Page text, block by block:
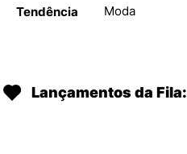
Tendência Moda
Lançamentos da Fila: